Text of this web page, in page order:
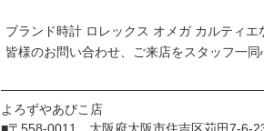
ブランド時計 ロレックス オメガ カルティ
皆様のお問い合わせ、ご来店をスタッフ一同
よろずやあびこ店